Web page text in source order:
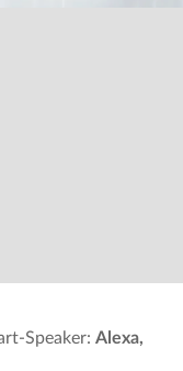
Speaker: Alexa,